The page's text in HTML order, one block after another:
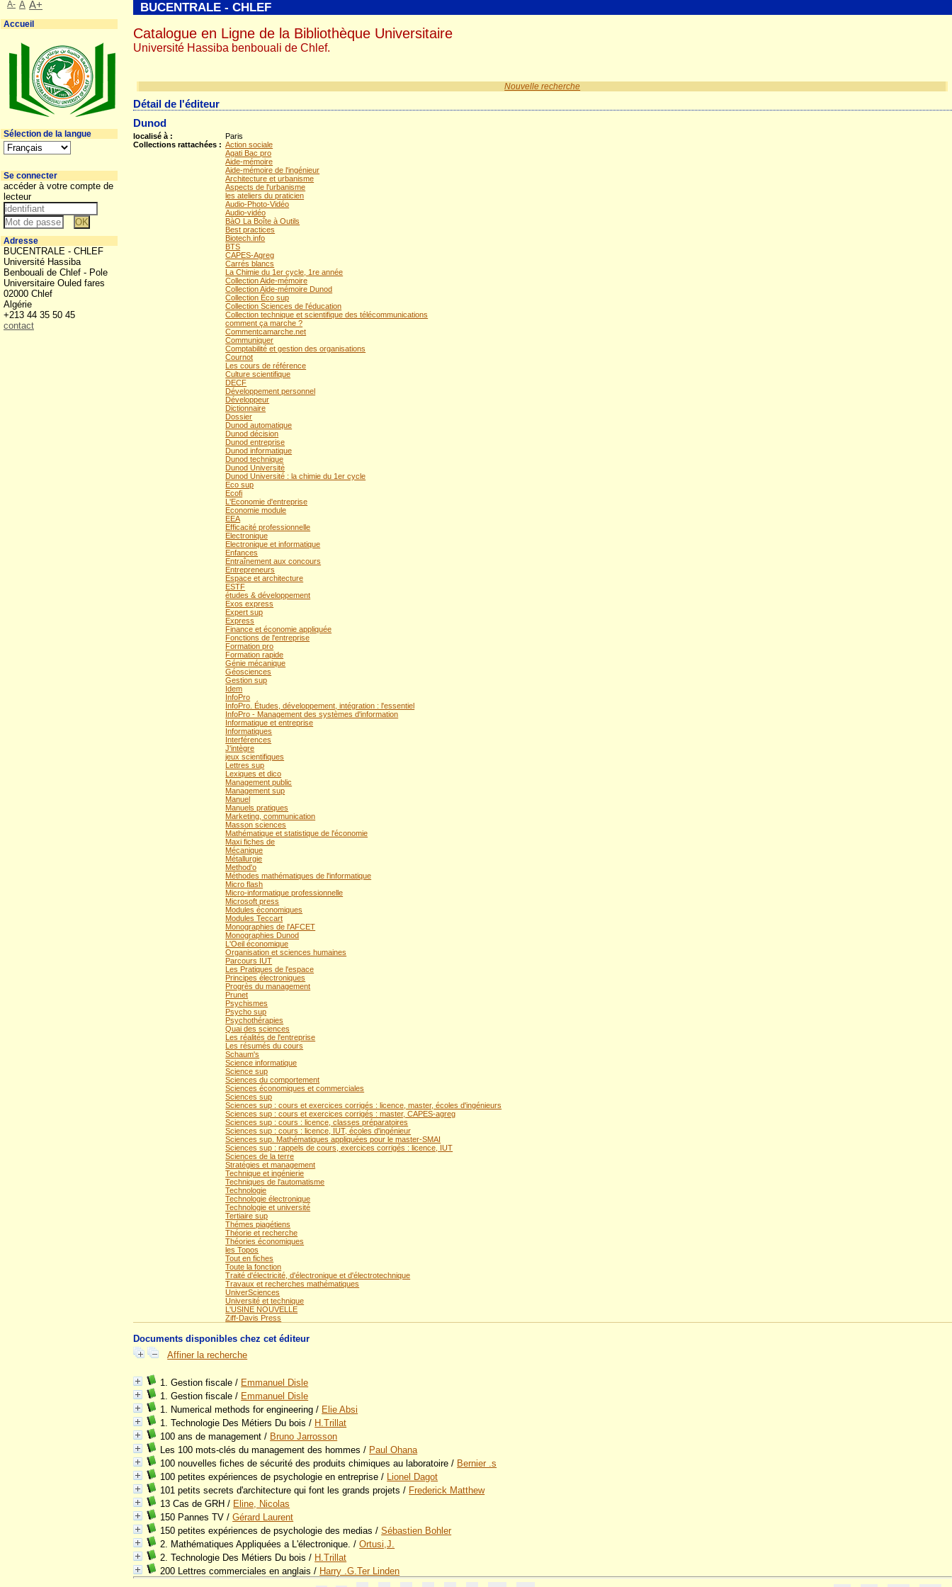
Nouvelle recherche
Détail de l'éditeur
Dunod
localisé à :
Paris
Collections rattachées : Action sociale
Agati Bac pro
Aide-mémoire
Aide-mémoire de l'ingénieur
Architecture et urbanisme
Aspects de l'urbanisme
les ateliers du praticien
Audio-Photo-Vidéo
Audio-vidéo
BàO La Boîte à Outils
Best practices
Biotech.info
BTS
CAPES-Agreg
Carrés blancs
La Chimie du 1er cycle, 1re année
Collection Aide-mémoire
Collection Aide-mémoire Dunod
Collection Éco sup
Collection Sciences de l'éducation
Collection technique et scientifique des télécommunications
comment ça marche ?
Commentcamarche.net
Communiquer
Comptabilité et gestion des organisations
Cournot
Les cours de référence
Culture scientifique
DECF
Développement personnel
Développeur
Dictionnaire
Dossier
Dunod automatique
Dunod décision
Dunod entreprise
Dunod informatique
Dunod technique
Dunod Université
Dunod Université : la chimie du 1er cycle
Eco sup
Ecofi
L'Economie d'entreprise
Economie module
EEA
Efficacité professionnelle
Electronique
Electronique et informatique
Enfances
Entraînement aux concours
Entrepreneurs
Espace et architecture
ESTF
études & développement
Exos express
Expert sup
Express
Finance et économie appliquée
Fonctions de l'entreprise
Formation pro
Formation rapide
Génie mécanique
Géosciences
Gestion sup
Idem
InfoPro
InfoPro. Études, développement, intégration : l'essentiel
InfoPro - Management des systèmes d'information
Informatique et entreprise
Informatiques
Interférences
J'intègre
jeux scientifiques
Lettres sup
Lexiques et dico
Management public
Management sup
Manuel
Manuels pratiques
Marketing, communication
Masson sciences
Mathématique et statistique de l'économie
Maxi fiches de
Mécanique
Métallurgie
Method'o
Méthodes mathématiques de l'informatique
Micro flash
Micro-informatique professionnelle
Microsoft press
Modules économiques
Modules Teccart
Monographies de l'AFCET
Monographies Dunod
L'Oeil économique
Organisation et sciences humaines
Parcours IUT
Les Pratiques de l'espace
Principes électroniques
Progrès du management
Prunet
Psychismes
Psycho sup
Psychothérapies
Quai des sciences
Les réalités de l'entreprise
Les résumés du cours
Schaum's
Science informatique
Science sup
Sciences du comportement
Sciences économiques et commerciales
Sciences sup
Sciences sup : cours et exercices corrigés : licence, master, écoles d'ingénieurs
Sciences sup : cours et exercices corrigés : master, CAPES-agreg
Sciences sup : cours : licence, classes préparatoires
Sciences sup : cours : licence, IUT, écoles d'ingénieur
Sciences sup. Mathématiques appliquées pour le master-SMAI
Sciences sup : rappels de cours, exercices corrigés : licence, IUT
Sciences de la terre
Stratégies et management
Technique et ingénierie
Techniques de l'automatisme
Technologie
Technologie électronique
Technologie et université
Tertiaire sup
Thémes piagétiens
Théorie et recherche
Théories économiques
les Topos
Tout en fiches
Toute la fonction
Traité d'électricité, d'électronique et d'électrotechnique
Travaux et recherches mathématiques
UniverSciences
Université et technique
L'USINE NOUVELLE
Ziff-Davis Press
Documents disponibles chez cet éditeur
Affiner la recherche
1. Gestion fiscale / Emmanuel Disle
1. Gestion fiscale / Emmanuel Disle
1. Numerical methods for engineering / Elie Absi
1. Technologie Des Métiers Du bois / H.Trillat
100 ans de management / Bruno Jarrosson
Les 100 mots-clés du management des hommes / Paul Ohana
100 nouvelles fiches de sécurité des produits chimiques au laboratoire / Bernier .s
100 petites expériences de psychologie en entreprise / Lionel Dagot
101 petits secrets d'architecture qui font les grands projets / Frederick Matthew
13 Cas de GRH / Eline, Nicolas
150 Pannes TV /Gérard Laurent
150 petites expériences de psychologie des medias /Sébastien Bohler
2. Mathématiques Appliquées a L'électronique. /Ortusi,J.
2. Technologie Des Métiers Du bois / H.Trillat
200 Lettres commerciales en anglais / Harry .G.Ter Linden
BUCENTRALE - CHLEF
Catalogue en Ligne de la Bibliothèque Universitaire
Université Hassiba benbouali de Chlef.
A- A A+
Accueil
Sélection de la langue
Se connecter
accéder à votre compte de
lecteur
Adresse
BUCENTRALE - CHLEF
Université Hassiba
Benbouali de Chlef - Pole
Universitaire Ouled fares
02000 Chlef
Algérie
+213 44 35 50 45
contact